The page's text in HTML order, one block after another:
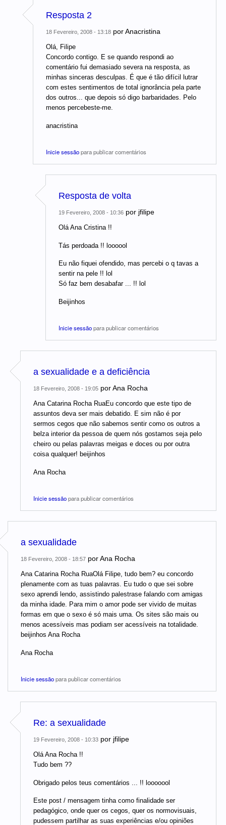
Resposta 2
18 Fevereiro, 2008 - 13:18 porAnacristina
Olá, Filipe
Concordo contigo. E se quando respondi ao
comentário fui demasiado severa na resposta, as
minhas sinceras desculpas. É que é tão difícil lutrar
com estes sentimentos de total ignorância pela parte
dos outros... que depois só digo barbaridades. Pelo
menos percebeste-me.
anacristina
Inicie sessãopara publicar comentários
Resposta de volta
19 Fevereiro, 2008 - 10:36 por jfilipe
Olá Ana Cristina !!
Tás perdoada !! loooool
Eu não fiquei ofendido, mas percebi o q tavas a
sentir na pele !! lol
Só faz bem desabafar ... !! lol
Beijinhos
Inicie sessãopara publicar comentários
a sexualidade e a deficiência
18 Fevereiro, 2008 - 19:05 porAna Rocha
Ana Catarina Rocha RuaEu concordo que este tipo de
assuntos deva ser mais debatido. E sim não é por
sermos cegos que não sabemos sentir como os outros a
belza interior da pessoa de quem nós gostamos seja pelo
cheiro ou pelas palavras meigas e doces ou por outra
coisa qualquer! beijinhos
Ana Rocha
Inicie sessãopara publicar comentários
a sexualidade
18 Fevereiro, 2008 - 18:57 porAna Rocha
Ana Catarina Rocha RuaOlá Filipe, tudo bem? eu concordo
plenamente com as tuas palavras. Eu tudo o que sei sobre
sexo aprendi lendo, assistindo palestrase falando com amigas
da minha idade. Para mim o amor pode ser vivido de muitas
formas em que o sexo é só mais uma. Os sites são mais ou
menos acessíveis mas podiam ser acessíveis na totalidade.
beijinhos Ana Rocha
Ana Rocha
Inicie sessãopara publicar comentários
Re: a sexualidade
19 Fevereiro, 2008 - 10:33 por jfilipe
Olá Ana Rocha !!
Tudo bem ??
Obrigado pelos teus comentários ... !! looooool
Este post / mensagem tinha como finalidade ser
pedagógico, onde quer os cegos, quer os normovisuais,
pudessem partilhar as suas experiências e/ou opiniões